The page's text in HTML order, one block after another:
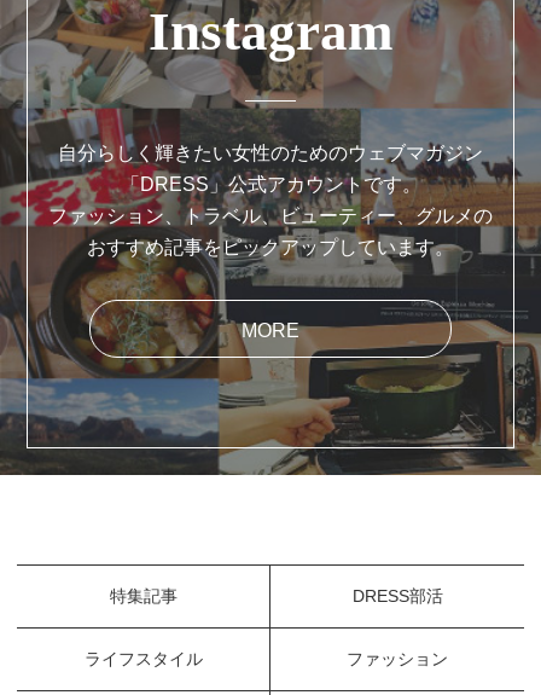
Instagram
自分らしく輝きたい女性のためのウェブマガジン
「DRESS」公式アカウントです。
ファッション、トラベル、ビューティー、グルメの
おすすめ記事をピックアップしています。
MORE
特集記事 DRESS部活
ライフスタイル ファッション